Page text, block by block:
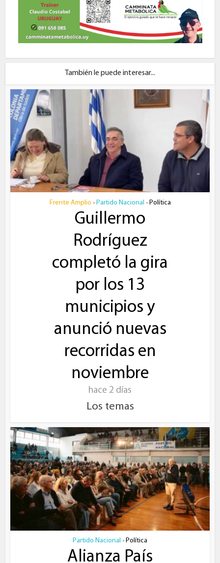
También le puede interesar...
Frente Amplio • Partido Nacional • Política
Guillermo
Rodríguez
completó la gira
por los 13
municipios y
anunció nuevas
recorridas en
noviembre
hace 2 días
Los temas
Partido Nacional • Política
Alianza País